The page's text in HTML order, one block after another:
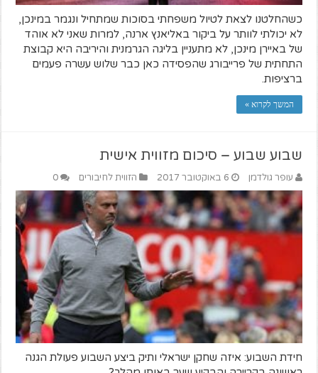
כשהחלטנו לצאת לטיול משפחתי בסוכות שמתחיל ונגמר במינכן,
לא יכולתי לוותר על ביקור באליאנץ ארנה, למרות שאני לא אוהד
של באיירן מינכן, לא מתעניין בליגה הגרמנית והיריבה היא קבוצת
התחתית של פרייבורג שהפסידה כאן כבר שלוש עשרה פעמים
ברציפות.
המשך לקרוא »
שבוע שבוע – סיכום מזווית אישית
עופר גולדמן 6 באוקטובר 2017 הזווית לחיבורים 0
חידת השבוע: איזה שחקן ישראלי ותיק ביצע השבוע פעולת הגנה